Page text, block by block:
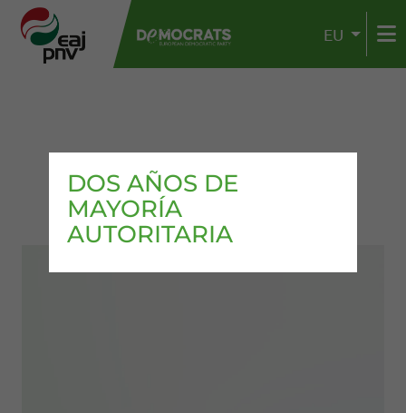
EU
DOS AÑOS DE
MAYORÍA
AUTORITARIA